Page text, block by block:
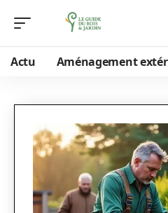
Actu Aménagement